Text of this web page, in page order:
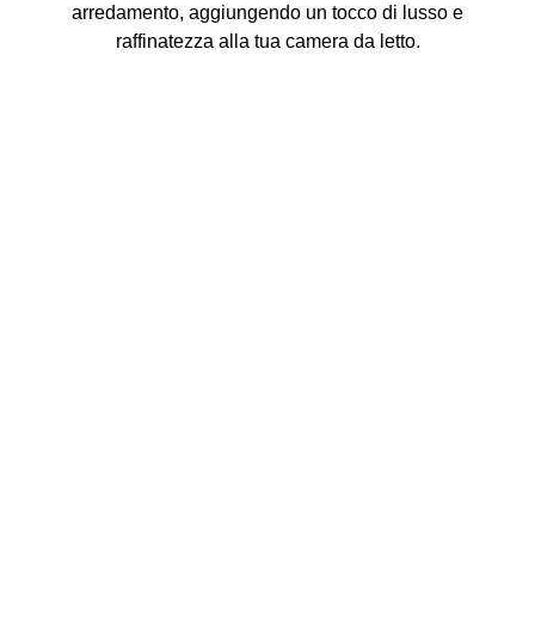
arredamento, aggiungendo un tocco di lusso e
raffinatezza alla tua camera da letto.